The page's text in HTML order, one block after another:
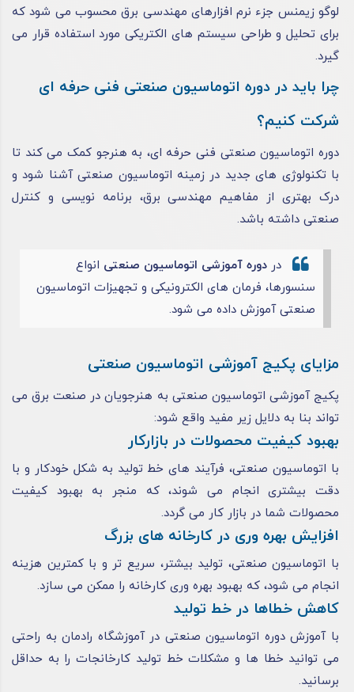
لوگو زیمنس جزء نرم افزارهای مهندسی برق محسوب می شود که
برای تحلیل و طراحی سیستم‌ های الکتریکی مورد استفاده قرار می
گیرد.
چرا باید در دوره اتوماسیون صنعتی فنی حرفه ای
شرکت کنیم؟
دوره اتوماسیون صنعتی فنی حرفه ای، به هنرجو کمک می ‌کند تا
با تکنولوژی‌ های جدید در زمینه اتوماسیون صنعتی آشنا شود و
درک بهتری از مفاهیم مهندسی برق، برنامه ‌نویسی و کنترل‌
صنعتی داشته باشد.
در دوره آموزشی اتوماسیون صنعتی انواع
سنسورها، فرمان ‌های الکترونیکی و تجهیزات اتوماسیون
صنعتی آموزش داده می شود.
مزایای پکیج آموزشی اتوماسیون صنعتی
پکیج آموزشی اتوماسیون صنعتی به هنرجویان در صنعت برق می
تواند بنا به دلایل زیر مفید واقع شود:
بهبود کیفیت محصولات در بازارکار
با اتوماسیون صنعتی، فرآیند های خط تولید به شکل خودکار و با
دقت بیشتری انجام می‌ شوند، که منجر به بهبود کیفیت
محصولات شما در بازار کار می ‌گردد.
افزایش بهره ‌وری در کارخانه های بزرگ
با اتوماسیون صنعتی، تولید بیشتر، سریع ‌تر و با کمترین هزینه
انجام می‌ شود، که بهبود بهره ‌وری کارخانه را ممکن می‌ سازد.
کاهش خطاها در خط تولید
با آموزش دوره اتوماسیون صنعتی در آموزشگاه رادمان به راحتی
می توانید خطا ها و مشکلات خط تولید کارخانجات را به حداقل
برسانید.